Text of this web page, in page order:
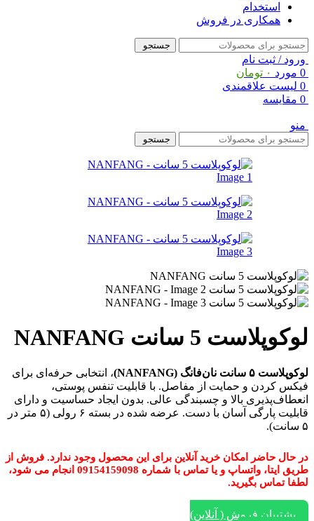
استخدام
همکاری در فروش
جستجو
ورود / ثبت نام
0 مورد ۰ تومان
0 لیست علاقمندی
0 مقایسه
منو
جستجو
لوکوپلاست 5 سانت NANFANG
لوکوپلاست ۵ سانت نان‌فانگ (NANFANG)
، انتخابی حرفه‌ای برای
فیکس کردن و حمایت از مفاصل. با قابلیت تنفس پوستی،
انعطاف‌پذیری بالا و چسبندگی عالی. بدون ایجاد حساسیت و دارای
قابلیت پارگی آسان با دست. عرضه شده در بسته ۶ رولی (۵ متر در
۵ سانت).
در حال حاضر امکان خرید آنلاین برای این محصول وجود ندارد. فروش از
طریق ایتا، واتساپ و یا تماس با شماره 09154159098 انجام می شود،
لطفا تماس بگیرید.
پشتیبان فروش ( آنلاین)